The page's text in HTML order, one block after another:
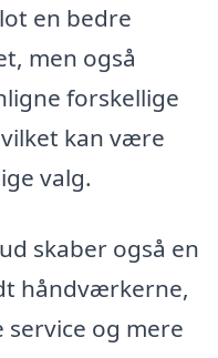
en bedre
men også
forskellige
kan være
valg.
skaber også en
håndværkerne,
og mere